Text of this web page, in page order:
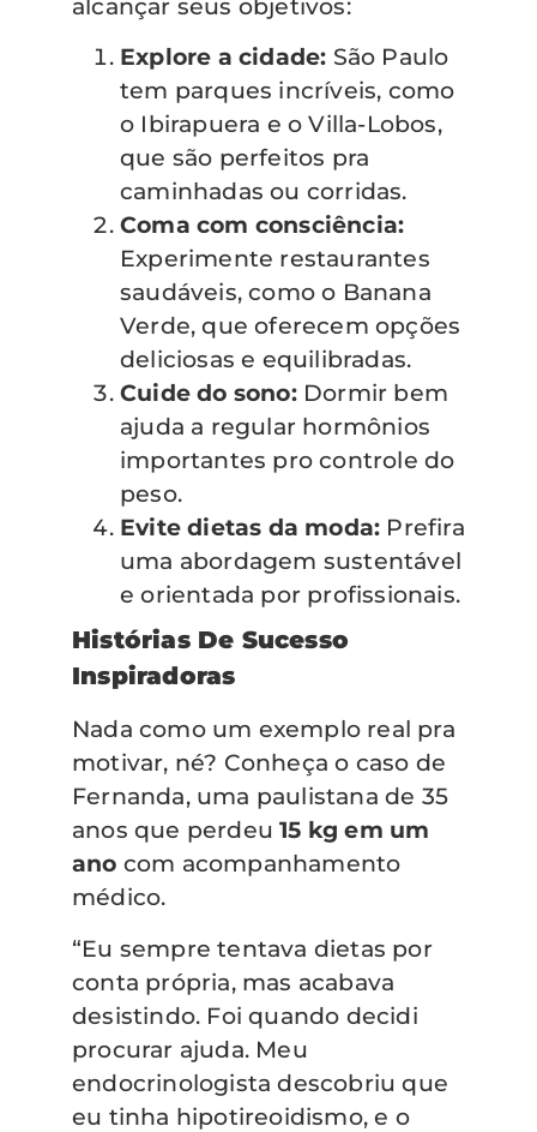
alcançar seus objetivos:
Explore a cidade: São Paulo
tem parques incríveis, como
o Ibirapuera e o Villa-Lobos,
que são perfeitos pra
caminhadas ou corridas.
Coma com consciência:
Experimente restaurantes
saudáveis, como o Banana
Verde, que oferecem opções
deliciosas e equilibradas.
Cuide do sono:Dormir bem
ajuda a regular hormônios
importantes pro controle do
peso.
Evite dietas da moda: Prefira
uma abordagem sustentável
e orientada por profissionais.
Histórias De Sucesso
Inspiradoras
Nada como um exemplo real pra
motivar, né? Conheça o caso de
Fernanda, uma paulistana de 35
anos que perdeu15 kg em um
ano com acompanhamento
médico.
“Eu sempre tentava dietas por
conta própria, mas acabava
desistindo. Foi quando decidi
procurar ajuda. Meu
endocrinologista descobriu que
eu tinha hipotireoidismo, e o